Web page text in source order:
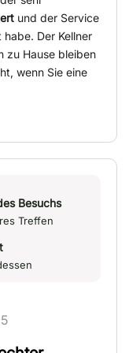
und der Service
Der Kellner
zu Hause bleiben
wenn Sie eine
Besuchs
Treffen